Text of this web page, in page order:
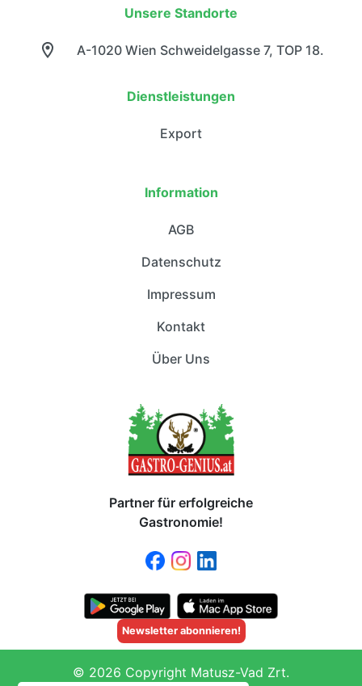
Unsere Standorte
A-1020 Wien Schweidelgasse 7, TOP 18.
Dienstleistungen
Export
Information
AGB
Datenschutz
Impressum
Kontakt
Über Uns
Partner für erfolgreiche
Gastronomie!
Newsletter abonnieren!
© 2026 Copyright Matusz-Vad Zrt.